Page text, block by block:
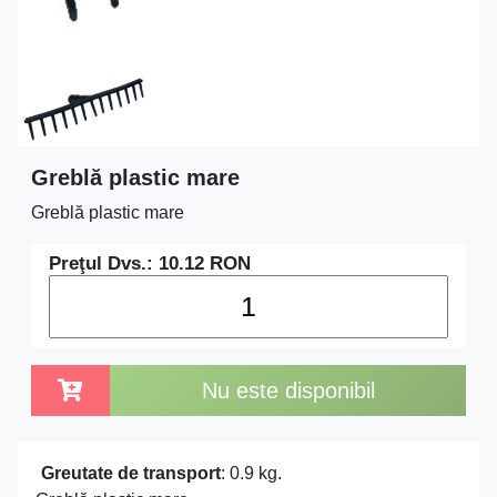
Greblă plastic mare
Greblă plastic mare
Preţul Dvs.: 10.12 RON
Nu este disponibil
Greutate de transport: 0.9 kg.